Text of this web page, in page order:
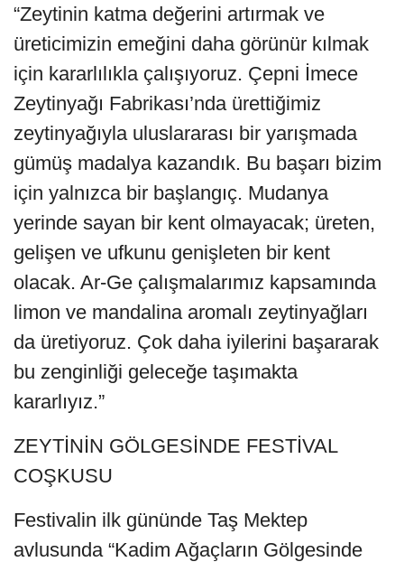
“Zeytinin katma değerini artırmak ve
üreticimizin emeğini daha görünür kılmak
için kararlılıkla çalışıyoruz. Çepni İmece
Zeytinyağı Fabrikası’nda ürettiğimiz
zeytinyağıyla uluslararası bir yarışmada
gümüş madalya kazandık. Bu başarı bizim
için yalnızca bir başlangıç. Mudanya
yerinde sayan bir kent olmayacak; üreten,
gelişen ve ufkunu genişleten bir kent
olacak. Ar-Ge çalışmalarımız kapsamında
limon ve mandalina aromalı zeytinyağları
da üretiyoruz. Çok daha iyilerini başararak
bu zenginliği geleceğe taşımakta
kararlıyız.”
ZEYTİNİN GÖLGESİNDE FESTİVAL
COŞKUSU
Festivalin ilk gününde Taş Mektep
avlusunda “Kadim Ağaçların Gölgesinde